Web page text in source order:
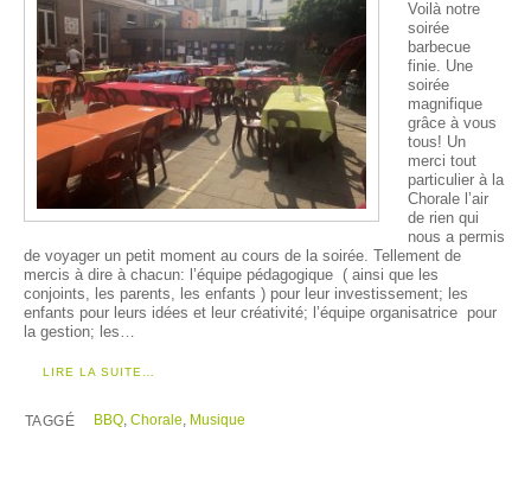
Voilà notre
soirée
barbecue
finie. Une
soirée
magnifique
grâce à vous
tous! Un
merci tout
particulier à la
Chorale l’air
de rien qui
nous a permis
de voyager un petit moment au cours de la soirée. Tellement de
mercis à dire à chacun: l’équipe pédagogique ( ainsi que les
conjoints, les parents, les enfants ) pour leur investissement; les
enfants pour leurs idées et leur créativité; l’équipe organisatrice pour
la gestion; les…
LIRE LA SUITE…
TAGGÉ BBQ,Chorale, Musique